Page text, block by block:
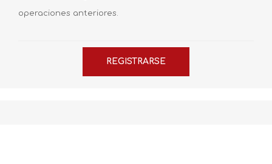
operaciones anteriores.